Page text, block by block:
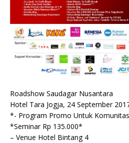
Roadshow Saudagar Nusantara
Hotel Tara Jogja, 24 September
*- Program Promo Untuk
*Seminar Rp 135.000*
– Venue Hotel Bintang 4